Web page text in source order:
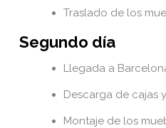
Traslado de los
Segundo día
Llegada a
Descarga de cajas
Montaje de los